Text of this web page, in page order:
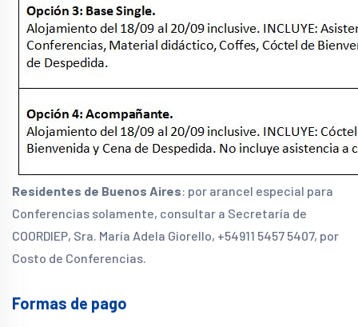
Residentes de Buenos Aires: por arancel especial para
Conferencias solamente, consultar a Secretaría de
COORDIEP, Sra. María Adela Giorello, +54911 5457 5407, por
Costo de Conferencias.
Formas de pago